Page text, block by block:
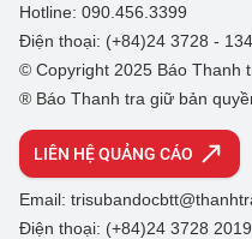
Hotline: 090.456.3399
Điện thoại: (+84)24 3728 -
© Copyright 2025 Báo Thanh
® Báo Thanh tra giữ bản
LIÊN HỆ QUẢNG CÁO
Email:
Điện thoại: (+84)24 3728 2019